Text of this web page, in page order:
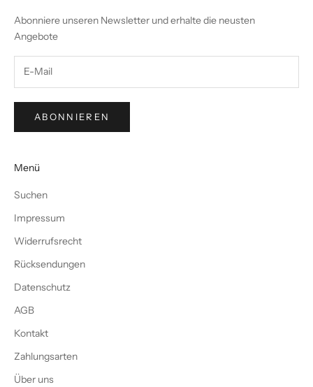
Abonniere unseren Newsletter und erhalte die neusten
Angebote
ABONNIEREN
Menü
Suchen
Impressum
Widerrufsrecht
Rücksendungen
Datenschutz
AGB
Kontakt
Zahlungsarten
Über uns